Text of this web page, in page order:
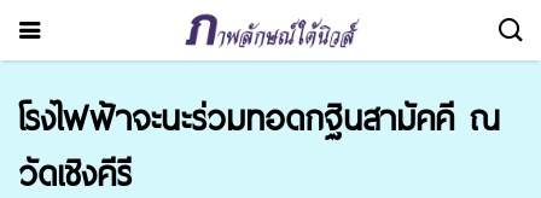
โรงไฟฟ้าจะนะร่วมทอดกฐินสามัคคี ณ
วัดเชิงคีรี